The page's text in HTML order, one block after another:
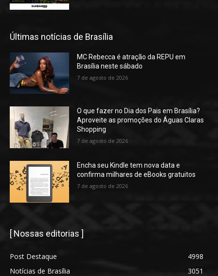
Últimas notícias de Brasília
MC Rebecca é atração da REPU em
Brasília neste sábado
7 de agosto de 2026
O que fazer no Dia dos Pais em Brasília?
Aproveite as promoções do Águas Claras
Shopping
7 de agosto de 2026
Encha seu Kindle tem nova data e
confirma milhares de eBooks gratuitos
7 de agosto de 2026
[ Nossas editorias ]
Post Destaque
4998
Notícias de Brasília
3051